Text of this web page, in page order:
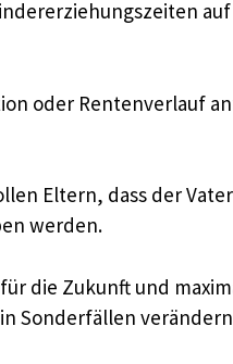
oder Rentenverlauf
Eltern, dass der
werden.
die Zukunft und
Sonderfällen